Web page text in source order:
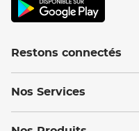
Restons connectés
Nos Services